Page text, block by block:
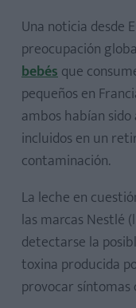
¿Qué se sabe hasta
¿Qué significa esto
¿Qué es el
Una noticia desde
preocupación
bebésque
pequeños en
ambos habían
incluidos en un
contaminación.
La leche en
las marcas Nestlé
detectarse la
toxina producida
provocar síntomas